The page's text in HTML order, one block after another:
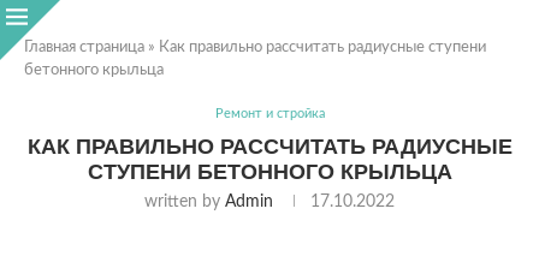
Главная страница » Как правильно рассчитать радиусные ступени
бетонного крыльца
Ремонт и стройка
КАК ПРАВИЛЬНО РАССЧИТАТЬ РАДИУСНЫЕ
СТУПЕНИ БЕТОННОГО КРЫЛЬЦА
written by Admin 17.10.2022